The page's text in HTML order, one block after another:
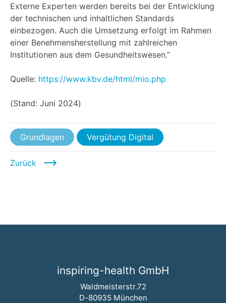
Externe Experten werden bereits bei der Entwicklung
der technischen und inhaltlichen Standards
einbezogen. Auch die Umsetzung erfolgt im Rahmen
einer Benehmensherstellung mit zahlreichen
Institutionen aus dem Gesundheitswesen.”
Quelle: https://www.kbv.de/html/mio.php
(Stand: Juni 2024)
Grundlagen Vergütung Digital
Zurück
inspiring-health GmbH
Waldmeisterstr.72
D-80935 München